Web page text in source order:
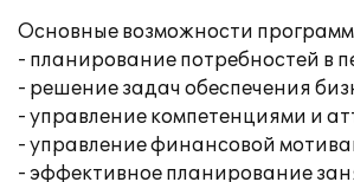
Основные возможности
- планирование потребностей в
- решение задач обеспечения
- управление компетенциями и
- управление финансовой
- эффективное планирование